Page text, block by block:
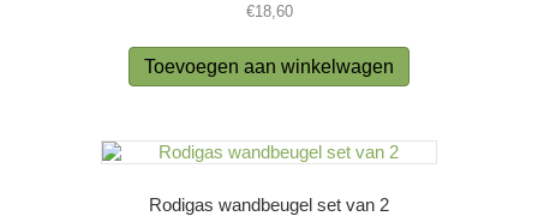
€18,60
Toevoegen aan winkelwagen
Rodigas wandbeugel set van 2